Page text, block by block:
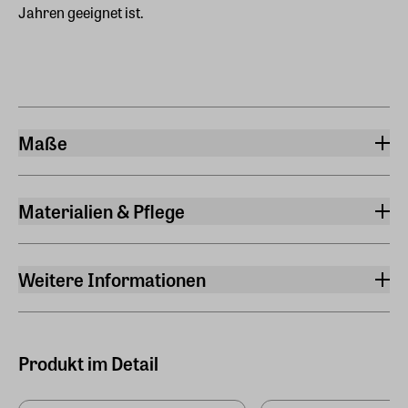
Jahren geeignet ist.
Maße
Länge
29 cm
Höhe
Materialien & Pflege
Weitere Informationen
Hinweis
Produkt im Detail